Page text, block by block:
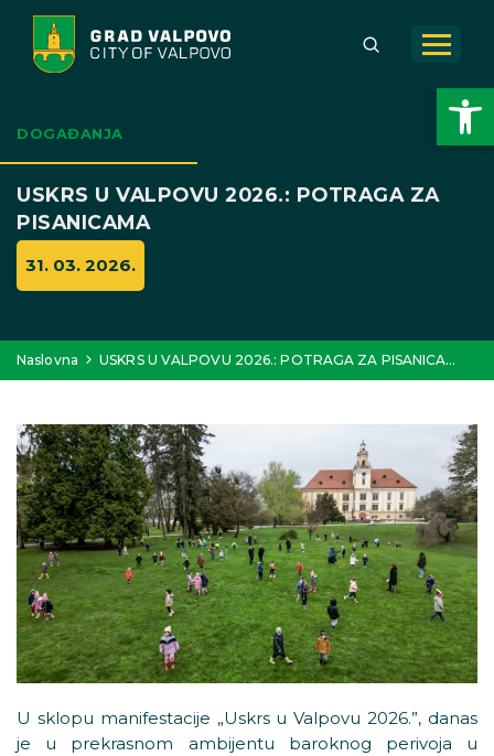
Open toolbar
DOGAĐANJA
USKRS U VALPOVU 2026.: POTRAGA ZA
PISANICAMA
31. 03. 2026.
Naslovna USKRS U VALPOVU 2026.: POTRAGA ZA PISANICA…
U sklopu manifestacije „Uskrs u Valpovu 2026.”, danas
je u prekrasnom ambijentu baroknog perivoja u